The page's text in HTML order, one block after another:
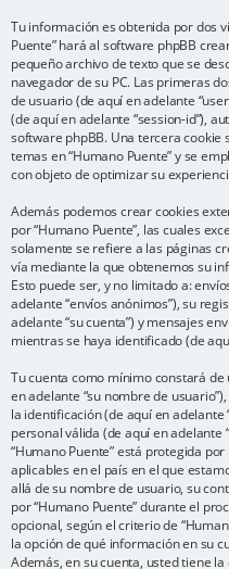
Tu información es obtenida por dos
Puente” hará al software phpBB
pequeño archivo de texto que se
navegador de su PC. Las primeras
de usuario (de aquí en adelante
(de aquí en adelante “session-id”),
software phpBB. Una tercera cookie
temas en “Humano Puente” y se
con objeto de optimizar su
Además podemos crear cookies
por “Humano Puente”, las cuales
solamente se refiere a las páginas
vía mediante la que obtenemos su
Esto puede ser, y no limitado a:
adelante “envíos anónimos”), su
adelante “su cuenta”) y mensajes
mientras se haya identificado (de
Tu cuenta como mínimo constará
en adelante “su nombre de
la identificación (de aquí en adelante
personal válida (de aquí en adelante
“Humano Puente” está protegida
aplicables en el país en el que
allá de su nombre de usuario, su
por “Humano Puente” durante el
opcional, según el criterio de
la opción de qué información en su
Además, en su cuenta, usted tiene